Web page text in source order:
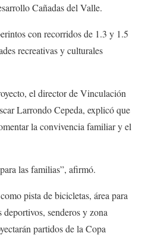
Cañadas del Valle.
con recorridos de 1.3 y 1.5
recreativas y culturales
el director de Vinculación
Larrondo Cepeda, explicó que
la convivencia familiar y el
las familias”, afirmó.
pista de bicicletas, área para
senderos y zona
partidos de la Copa